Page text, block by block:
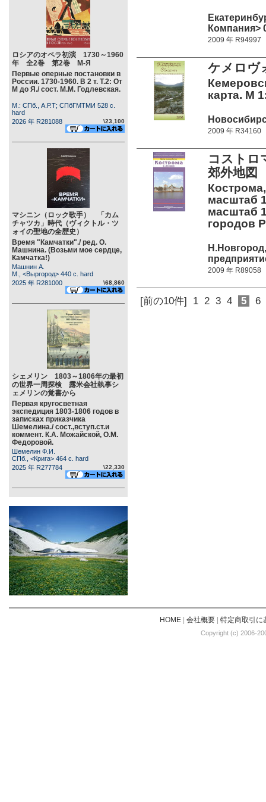
ロシアのオペラ初演 1730～1960
年 全2巻 第2巻 М-Я
Первые оперные постановки в
России. 1730-1960. В 2 т. Т.2: От
М до Я./ сост. М.М. Годлевская.
М.: СПб., А.Р.Т; СПбГМТМИ 528 c.
hard
2026 年 R281088
\23,100
マシニン（ロック歌手） 「カム
チャツカ」時代（ヴィクトル・ツ
ォイの聖地の全歴史）
Время "Камчатки"./ ред. О.
Машнина. (Возьми мое сердце,
Камчатка!)
Машнин А.
М., <Выргород> 440 c. hard
2025 年 R281000
\68,860
シェメリン 1803～1806年の最初
の世界一周探検 露米会社執事シ
ェメリンの覚書から
Первая кругосветная
экспедиция 1803-1806 годов в
записках приказчика
Шемелина./ сост.,вступ.ст.и
коммент. К.А. Можайской, О.М.
Федоровой.
Шемелин Ф.И.
СПб., <Крига> 464 c. hard
2025 年 R277784
\22,330
Компания>
2009 年 R94997
ケメロ
карта. М
2009 年 R34160
コストロ
郊外地図
масштаб
масштаб
городов
2009 年 R89058
[前の10件] 1 2 3 4 5 6
HOME| 会社概要| 特定商取引に
Copyright (c) 2006-